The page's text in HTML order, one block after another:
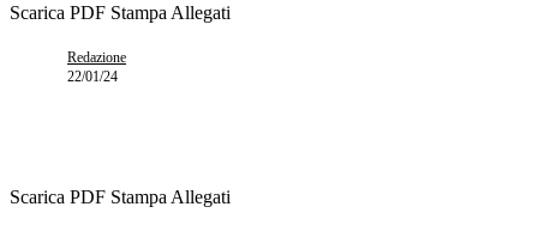
Scarica PDF Stampa Allegati
Redazione
22/01/24
Scarica PDF Stampa Allegati